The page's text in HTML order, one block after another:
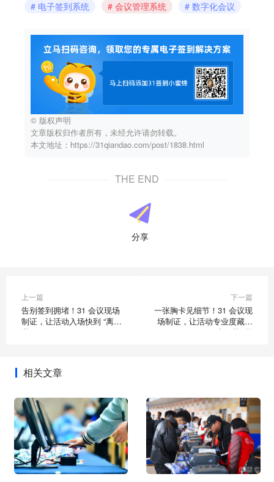
电子签到系统 会议管理系统 数字化会议
© 版权声明
文章版权归作者所有，未经允许请勿转载。
本文地址：https://31qiandao.com/post/1838.html
THE END
分享
上一篇
告别签到拥堵！31 会议现场
制证，让活动入场快到 “离
谱”
下一篇
一张胸卡见细节！31 会议现
场制证，让活动专业度藏在
“小细节” 里
相关文章